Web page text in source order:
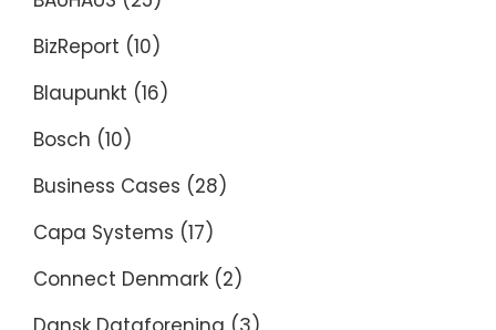
BizReport (10)
Blaupunkt (16)
Bosch (10)
Business Cases (28)
Capa Systems (17)
Connect Denmark (2)